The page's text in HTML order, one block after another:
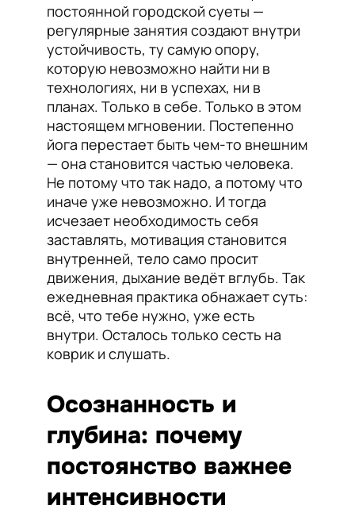
постоянной городской суеты —
регулярные занятия создают внутри
устойчивость, ту самую опору,
которую невозможно найти ни в
технологиях, ни в успехах, ни в
планах. Только в себе. Только в этом
настоящем мгновении. Постепенно
йога перестает быть чем-то внешним
— она становится частью человека.
Не потому что так надо, а потому что
иначе уже невозможно. И тогда
исчезает необходимость себя
заставлять, мотивация становится
внутренней, тело само просит
движения, дыхание ведёт вглубь. Так
ежедневная практика обнажает суть:
всё, что тебе нужно, уже есть
внутри. Осталось только сесть на
коврик и слушать.
Осознанность и
глубина: почему
постоянство важнее
интенсивности